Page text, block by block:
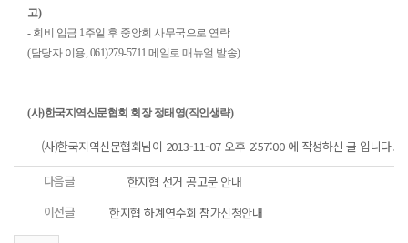
고)
- 회비 입금 1주일 후 중앙회 사무국으로 연락
(담당자 이용, 061)279-5711 메일로 매뉴얼 발송)
(사)한국지역신문협회 회장 정태영(직인생략)
(사)한국지역신문협회님이 2013-11-07 오후 2:57:00 에 작성하신 글 입니다.
다음글
한지협 선거 공고문 안내
이전글
한지협 하계연수회 참가신청안내